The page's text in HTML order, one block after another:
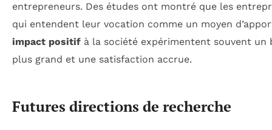
entrepreneurs. Des études ont montré que les
qui entendent leur vocation comme un moyen
impact positif à la société expérimentent souvent un
plus grand et une satisfaction accrue.
Futures directions de recherche